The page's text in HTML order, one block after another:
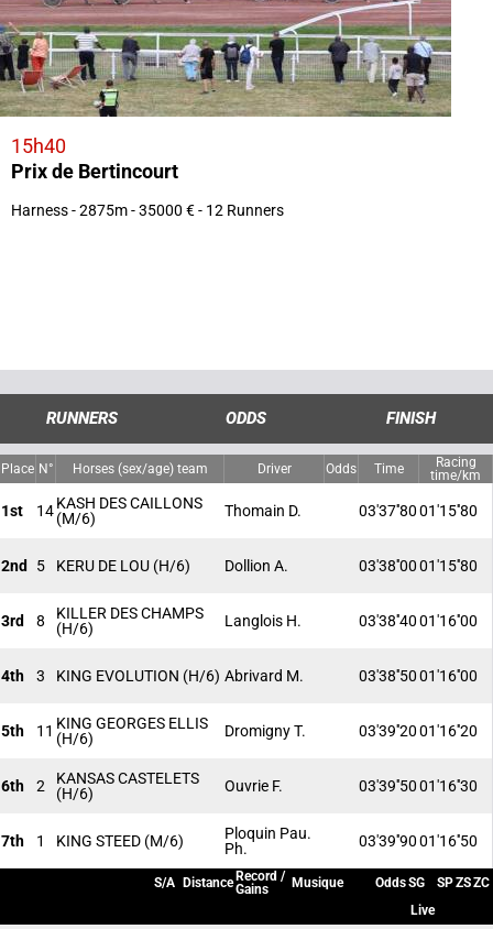
15h40
Prix de Bertincourt
Harness - 2875m - 35000 € - 12 Runners
RUNNERS ODDS FINISH
Place N° Horses (sex/age) team Driver Odds Time
Racing
time/km
1st 14KASH DES CAILLONS
(M/6)
Thomain D. 03'37''8001'15''80
2nd 5 KERU DE LOU (H/6) Dollion A. 03'38''0001'15''80
3rd 8
KILLER DES CHAMPS
(H/6)
Langlois H. 03'38''4001'16''00
4th 3 KING EVOLUTION (H/6) Abrivard M. 03'38''5001'16''00
5th 11 KING GEORGES ELLIS
(H/6)
Dromigny T. 03'39''2001'16''20
6th 2
KANSAS CASTELETS
(H/6)
Ouvrie F. 03'39''5001'16''30
7th 1 KING STEED (M/6)
Ploquin Pau.
Ph.
03'39''9001'16''50
S/A Distance Record /
Gains
Musique OddsSG SPZSZC
Live